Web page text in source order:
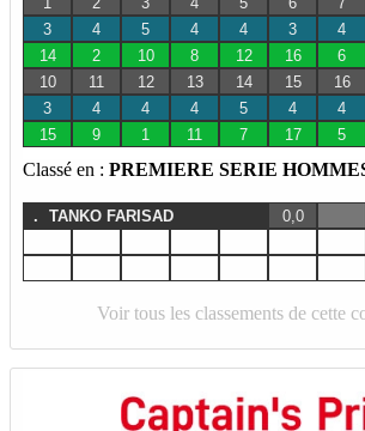
3
4 5 4 4 3 4
14
2 10 8 12 16 6
10
11 12 13 14 15 16
3
4 4 4 5 4 4
15
9 1 11 7 17 5
Classé en : PREMIERE SERIE
. TANKO FARISAD
0,0
Voir tous les classements de cette